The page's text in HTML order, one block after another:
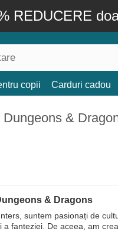
REDUCERE
copii Carduri cadou
Dungeons &
& Dragons
suntem pasionați de
a fanteziei. De aceea, am